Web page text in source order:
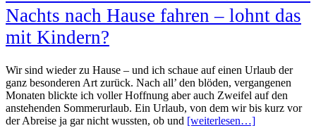
Nachts nach Hause fahren – lohnt das
mit Kindern?
Wir sind wieder zu Hause – und ich schaue auf einen Urlaub der
ganz besonderen Art zurück. Nach all’ den blöden, vergangenen
Monaten blickte ich voller Hoffnung aber auch Zweifel auf den
anstehenden Sommerurlaub. Ein Urlaub, von dem wir bis kurz vor
der Abreise ja gar nicht wussten, ob und [weiterlesen…]